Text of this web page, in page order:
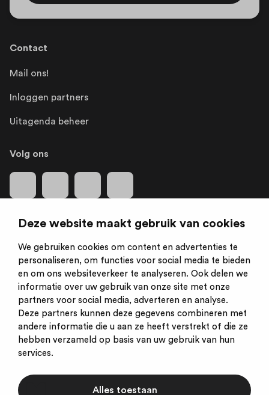
Deze website maakt gebruik van cookies
We gebruiken cookies om content en advertenties te
personaliseren, om functies voor social media te bieden
en om ons websiteverkeer te analyseren. Ook delen we
informatie over uw gebruik van onze site met onze
partners voor social media, adverteren en analyse.
Deze partners kunnen deze gegevens combineren met
andere informatie die u aan ze heeft verstrekt of die ze
hebben verzameld op basis van uw gebruik van hun
services.
Alles toestaan
Contact
Mail ons!
Inloggen partners
Uitagenda beheer
Volg ons
Is een initiatief van: